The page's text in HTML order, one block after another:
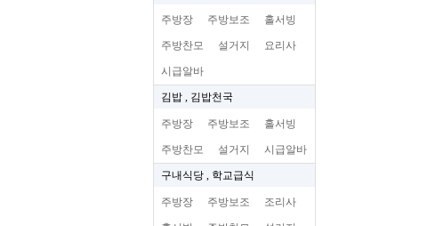
주방장 주방보조 홀서빙
주방찬모 설거지 요리사
시급알바
김밥 , 김밥천국
주방장 주방보조 홀서빙
주방찬모 설거지 시급알바
구내식당 , 학교급식
주방장 주방보조 조리사